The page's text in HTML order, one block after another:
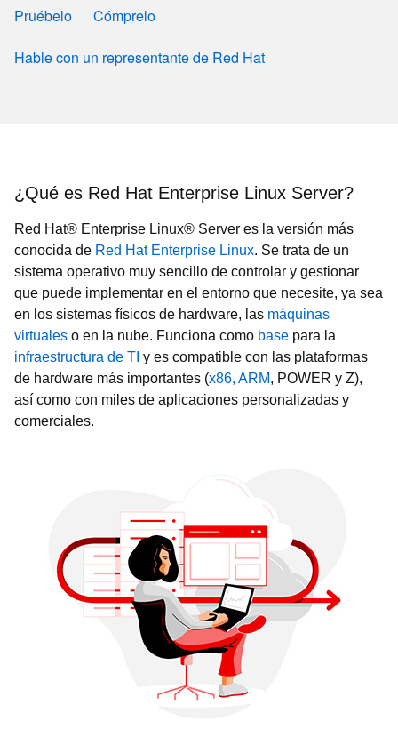
Pruébelo Cómprelo
Hable con un representante de Red Hat
¿Qué es Red Hat Enterprise Linux Server?
Red Hat® Enterprise Linux® Server es la versión más
conocida de Red Hat Enterprise Linux. Se trata de un
sistema operativo muy sencillo de controlar y gestionar
que puede implementar en el entorno que necesite, ya sea
en los sistemas físicos de hardware, las máquinas
virtuales o en la nube. Funciona como base para la
infraestructura de TI y es compatible con las plataformas
de hardware más importantes (x86, ARM, POWER y Z),
así como con miles de aplicaciones personalizadas y
comerciales.